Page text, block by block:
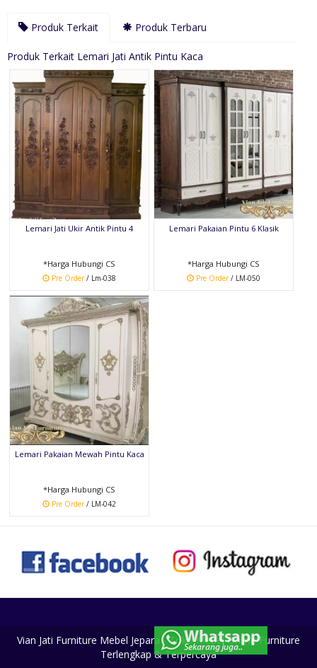
Produk Terkait Produk Terbaru
Produk Terkait Lemari Jati Antik Pintu Kaca
Lemari Jati Ukir Antik Pintu 4
*Harga Hubungi CS
Pre Order/ Lm-038
Lemari Pakaian Pintu 6 Klasik
*Harga Hubungi CS
Pre Order/ LM-050
Lemari Pakaian Mewah Pintu Kaca
*Harga Hubungi CS
Pre Order/ LM-042
Vian Jati Furniture Mebel Jepara - Toko Mebel Online Furniture
Terlengkap & Terpercaya